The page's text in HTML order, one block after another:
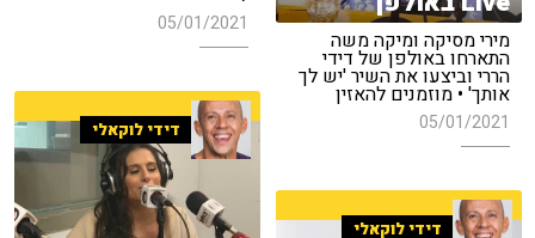
05/01/2021
מירי מסיקה ומיקה משה
התארחו באולפן של דידי
הררי וביצעו את השיר 'יש לך
אותך' • מוזמנים להאזין
05/01/2021 דידי לוקאלי
דידי לוקאלי